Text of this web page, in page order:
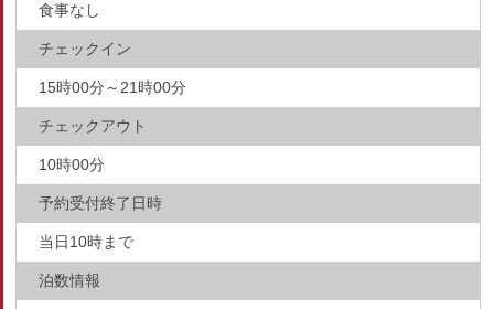
食事なし
チェックイン
15時00分～21時00分
チェックアウト
10時00分
予約受付終了日時
当日10時まで
泊数情報